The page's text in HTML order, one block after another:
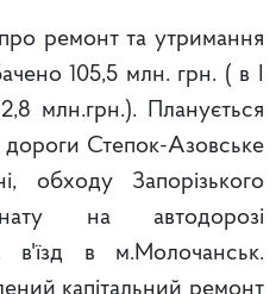
ремонт та утримання
105,5 млн. грн. ( в І
млн.грн.). Планується
Степок-Азовське
обходу Запорізького
на автодорозі
в'їзд в м.Молочанськ.
капітальний ремонт